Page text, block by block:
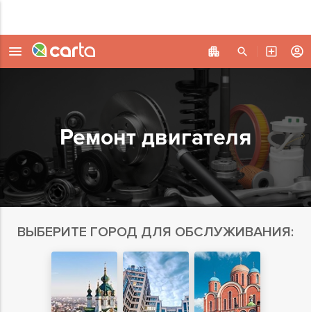
Ремонт двигателя
ВЫБЕРИТЕ ГОРОД ДЛЯ ОБСЛУЖИВАНИЯ: